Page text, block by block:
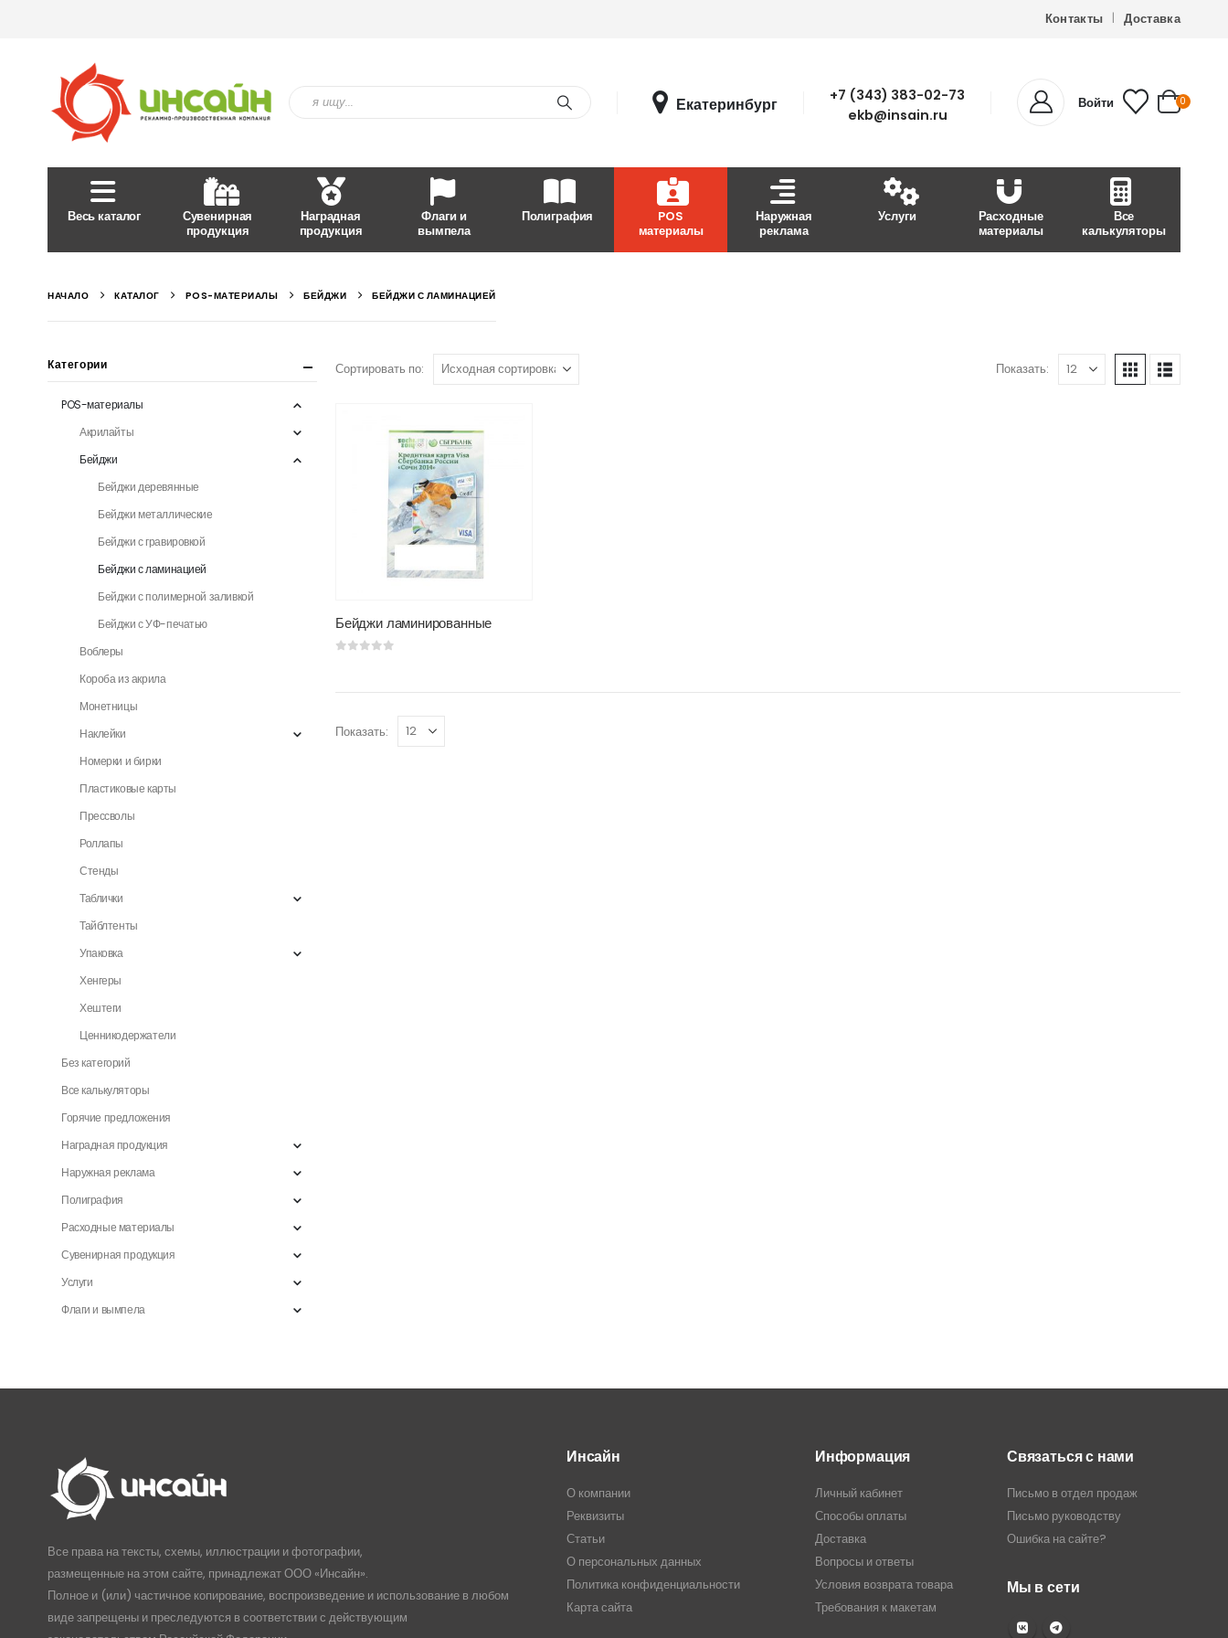
Контакты Доставка
Екатеринбург
+7 (343) 383-02-73
ekb@insain.ru
Войти 0
Весь каталог
Сувенирная
продукция
Наградная
продукция
Флаги и
вымпела
Полиграфия
POS
материалы
Наружная
реклама
Услуги
Расходные
материалы
Все
калькуляторы
НАЧАЛО КАТАЛОГ POS-МАТЕРИАЛЫ БЕЙДЖИ БЕЙДЖИ С ЛАМИНАЦИЕЙ
Сортировать по: Показать:
Бейджи ламинированные
Показать:
Категории
POS-материалы
Акрилайты
Бейджи
Бейджи деревянные
Бейджи металлические
Бейджи с гравировкой
Бейджи с ламинацией
Бейджи с полимерной заливкой
Бейджи с УФ-печатью
Воблеры
Короба из акрила
Монетницы
Наклейки
Номерки и бирки
Пластиковые карты
Прессволы
Роллапы
Стенды
Таблички
Тайблтенты
Упаковка
Хенгеры
Хештеги
Ценникодержатели
Без категорий
Все калькуляторы
Горячие предложения
Наградная продукция
Наружная реклама
Полиграфия
Расходные материалы
Сувенирная продукция
Услуги
Флаги и вымпела
Все права на тексты, схемы, иллюстрации и фотографии,
размещенные на этом сайте, принадлежат ООО «Инсайн».
Полное и (или) частичное копирование, воспроизведение и использование в любом
виде запрещены и преследуются в соответствии с действующим
Инсайн
О компании
Реквизиты
Статьи
О персональных данных
Политика конфиденциальности
Карта сайта
Информация
Личный кабинет
Способы оплаты
Доставка
Вопросы и ответы
Условия возврата товара
Требования к макетам
Связаться с нами
Письмо в отдел продаж
Письмо руководству
Ошибка на сайте?
Мы в сети